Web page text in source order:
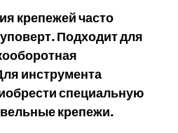
крепежей часто
Подходит для
инструмента
специальную
крепежи.